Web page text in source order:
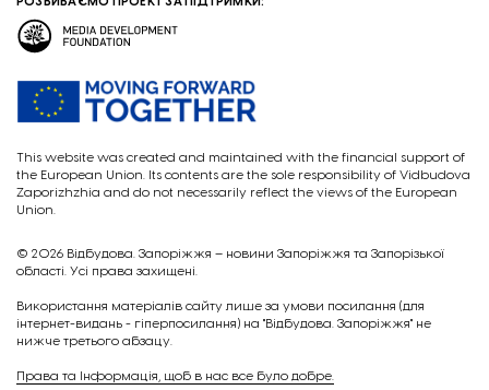
This website was created and maintained with the financial support of
the European Union. Its contents are the sole responsibility of Vidbudova
Zaporizhzhia and do not necessarily reflect the views of the European
Union.
© 2026 Відбудова. Запоріжжя – новини Запоріжжя та Запорізької
області. Усі права захищені.
Викориcтання матеріалів сайту лише за умови посилання (для
інтернет-видань - гіперпосилання) на "Відбудова. Запоріжжя" не
нижче третього абзацу.
Права та Інформація, щоб в нас все було добре.